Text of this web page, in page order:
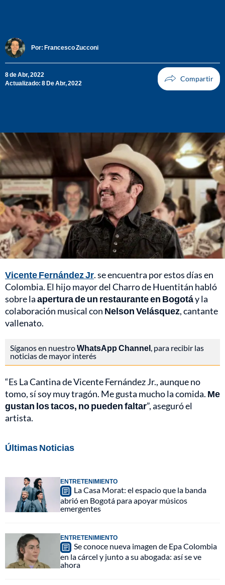
Por: Francesco Zucconi
8 de Abr, 2022
Actualizado: 8 De Abr, 2022
Vicente Fernández Jr. se encuentra por estos días en
Colombia. El hijo mayor del Charro de Huentitán habló
sobre laapertura de un restaurante en Bogotáy la
colaboración musical con Nelson Velásquez, cantante
vallenato.
Síganos en nuestroWhatsApp Channel, para recibir las
noticias de mayor interés
“Es La Cantina de Vicente Fernández Jr., aunque no
tomo, sí soy muy tragón. Me gusta mucho la comida. Me
gustan los tacos, no pueden faltar”, aseguró el
artista.
Últimas Noticias
ENTRETENIMIENTO
La Casa Morat: el espacio que la banda
abrió en Bogotá para apoyar músicos
emergentes
ENTRETENIMIENTO
Se conoce nueva imagen de Epa Colombia
en la cárcel y junto a su abogada: así se ve
ahora